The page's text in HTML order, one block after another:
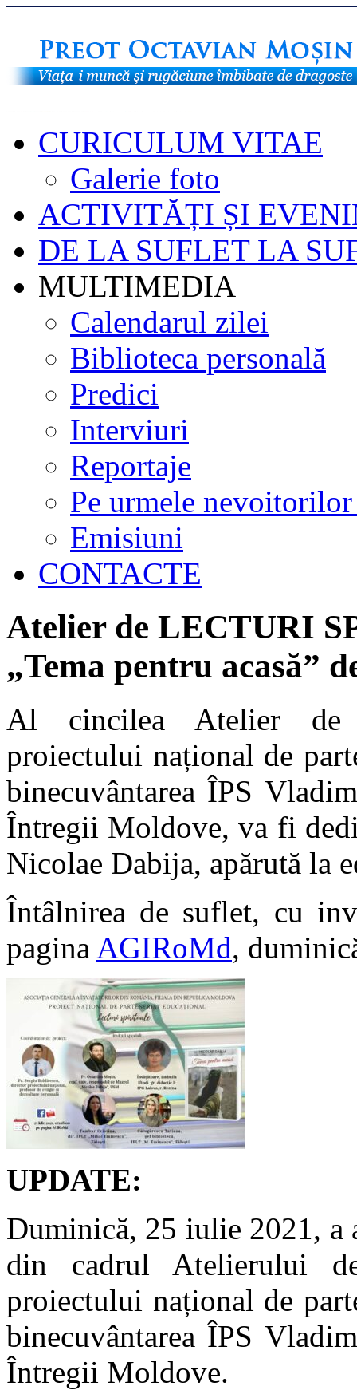
CURICULUM VITAE
Galerie foto
ACTIVITĂȚI ȘI
DE LA SUFLET LA
MULTIMEDIA
Calendarul zilei
Biblioteca personală
Predici
Interviuri
Reportaje
Pe urmele nevoitorilor
Emisiuni
CONTACTE
Atelier de LECTURI
„Tema pentru acasă”
Al cincilea Atelier
proiectului național de
binecuvântarea ÎPS
Întregii Moldove, va fi
Nicolae Dabija, apărută la
Întâlnirea de suflet, cu
pagina AGIRoMd,
UPDATE:
Duminică, 25 iulie 2021, a
din cadrul Atelierului
proiectului național de
binecuvântarea ÎPS
Întregii Moldove.